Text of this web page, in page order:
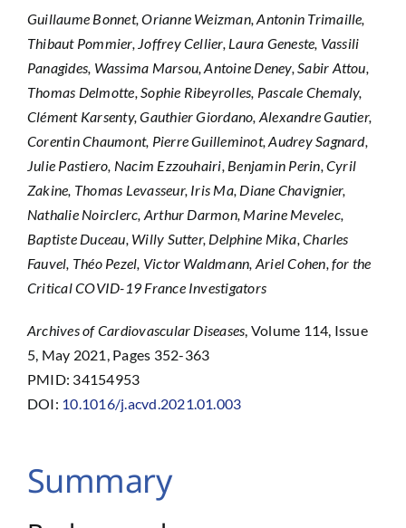
Guillaume Bonnet, Orianne Weizman, Antonin Trimaille,
Thibaut Pommier, Joffrey Cellier, Laura Geneste, Vassili
Panagides, Wassima Marsou, Antoine Deney, Sabir Attou,
Thomas Delmotte, Sophie Ribeyrolles, Pascale Chemaly,
Clément Karsenty, Gauthier Giordano, Alexandre Gautier,
Corentin Chaumont, Pierre Guilleminot, Audrey Sagnard,
Julie Pastiero, Nacim Ezzouhairi, Benjamin Perin, Cyril
Zakine, Thomas Levasseur, Iris Ma, Diane Chavignier,
Nathalie Noirclerc, Arthur Darmon, Marine Mevelec,
Baptiste Duceau, Willy Sutter, Delphine Mika, Charles
Fauvel, Théo Pezel, Victor Waldmann, Ariel Cohen, for the
Critical COVID-19 France Investigators
Archives of Cardiovascular Diseases , Volume 114, Issue
5, May 2021, Pages 352-363
PMID: 34154953
DOI: 10.1016/j.acvd.2021.01.003
Summary